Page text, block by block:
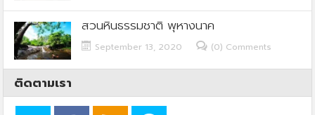
สวนหินธรรมชาติ พุหางนาค
September 13, 2020 (0) Comments
ติดตามเรา